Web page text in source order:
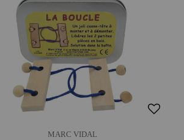
MARC VIDAL